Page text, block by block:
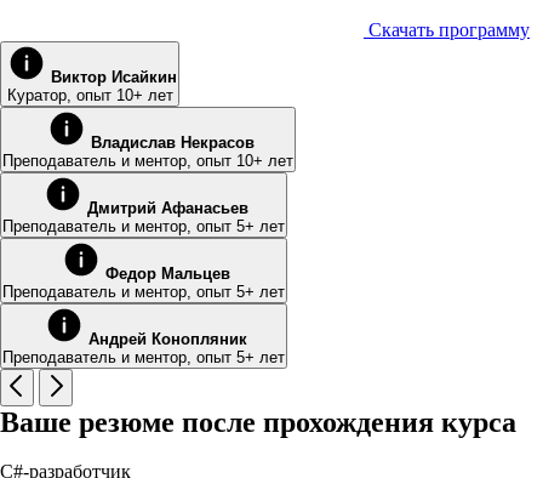
Скачать программу
Виктор Исайкин
К уратор, опыт 10+ лет
Владислав Некрасов
Преподаватель и ментор, опыт 10+ лет
Дмитрий Афанасьев
Преподаватель и ментор, опыт 5+ лет
Федор Мальцев
Преподаватель и ментор, опыт 5+ лет
Андрей Конопляник
Преподаватель и ментор, опыт 5+ лет
Ваше резюме после прохождения курса
C#-разработчик